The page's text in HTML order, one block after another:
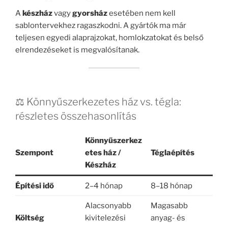
A készházvagygyorsházesetében nem kell
sablontervekhez ragaszkodni. A gyártók ma már
teljesen egyedi alaprajzokat, homlokzatokat és belső
elrendezéseket is megvalósítanak.
⚖️ Könnyűszerkezetes ház vs. tégla:
részletes összehasonlítás
Szempont
Könnyűszerkez
etes ház /
Készház
Téglaépítés
Építési idő 2–4 hónap 8–18 hónap
Költség
Alacsonyabb
kivitelezési
Magasabb
anyag- és